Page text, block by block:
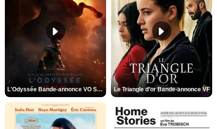
L'Odyssée Bande-annonce VO STFR Le Triangle d'or Bande-annonce VF